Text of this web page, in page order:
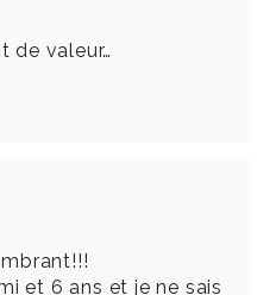
de valeur…
et 6 ans et je ne sais